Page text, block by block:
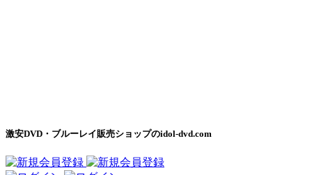
激安DVD・ブルーレイ販売ショップのidol-dvd.com